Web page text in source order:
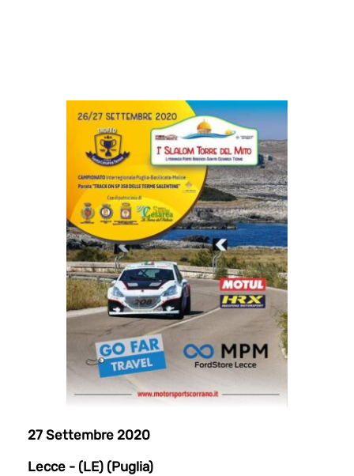
27 Settembre 2020
Lecce - (LE) (Puglia)